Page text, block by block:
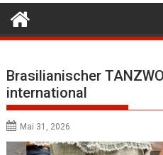
Brasilianischer
international
Mai 31, 2026